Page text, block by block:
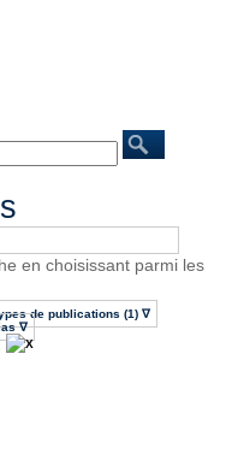
en choisissant parmi les
de publications (1) ∇
∇